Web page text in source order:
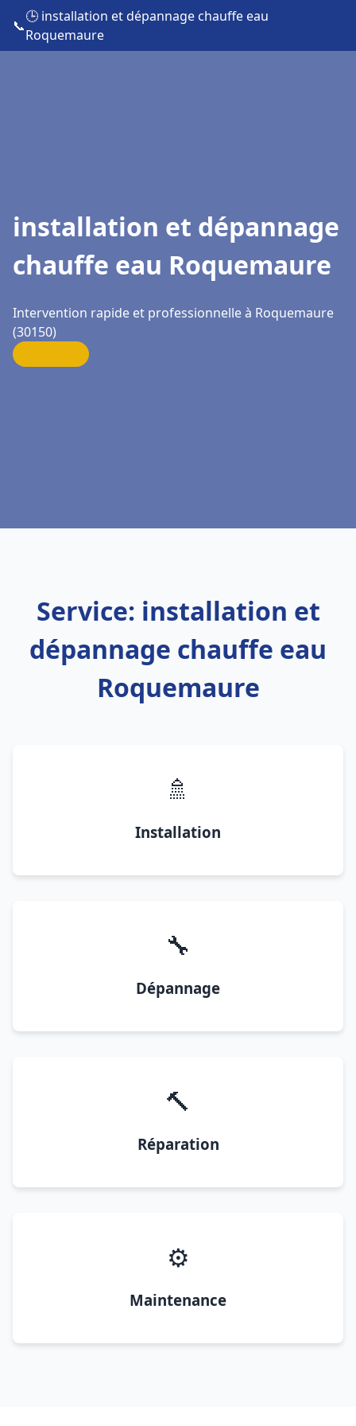
📞
🕒 installation et dépannage chauffe eau
Roquemaure
installation et dépannage
chauffe eau Roquemaure
Intervention rapide et professionnelle à Roquemaure
(30150)
Service: installation et
dépannage chauffe eau
Roquemaure
🚿
Installation
🔧
Dépannage
🔨
Réparation
⚙️
Maintenance